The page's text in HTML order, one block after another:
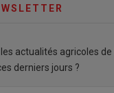
actualités agricoles de
derniers jours ?